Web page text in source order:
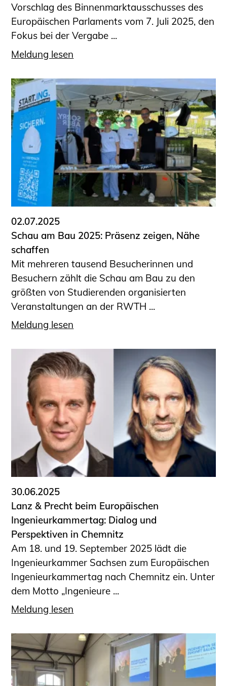
Vorschlag des Binnenmarktausschusses des
Europäischen Parlaments vom 7. Juli 2025, den
Fokus bei der Vergabe ...
Meldung lesen
02.07.2025
Schau am Bau 2025: Präsenz zeigen, Nähe
schaffen
Mit mehreren tausend Besucherinnen und
Besuchern zählt die Schau am Bau zu den
größten von Studierenden organisierten
Veranstaltungen an der RWTH ...
Meldung lesen
30.06.2025
Lanz & Precht beim Europäischen
Ingenieurkammertag: Dialog und
Perspektiven in Chemnitz
Am 18. und 19. September 2025 lädt die
Ingenieurkammer Sachsen zum Europäischen
Ingenieurkammertag nach Chemnitz ein. Unter
dem Motto „Ingenieure ...
Meldung lesen